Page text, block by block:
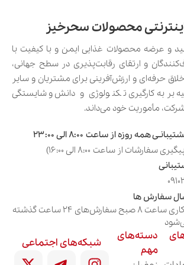
شیک و ظریف
زعفران سرگل 2 گرم
)
۱ تا ۳ گرم
زعفران
خریدهای
سازمانی
و عمومی
هل
است، چون عطر و طعم این دو
یکدیگر هستند. در این پک‌ها معمولاً
دانه‌های هل درجه‌یک قرار می‌گیرد تا
برای دم‌کردن چای و دمنوش باشد.
پرطرفدار را در محصولاتی مانند
» عرضه کرده است.
محصولات سحرخیز
و عرضه محصولات غذایی ایمن و با کیفیت با
و ارتقای رقابت‌پذیری در سطح جهانی،
حرفه‌ای و ارزش‌آفرینی برای مشتریان و سایر
بر به‌کارگیری تکنولوژی و دانش و شایستگی
مأموریت خود می‌داند.
همه روزه از ساعت ۸:۰۰ الی ۲۳:۰۰
سفارشات از ساعت ۸:۰۰ الی ۱۶:۰۰)
سفارش ها
روزهای کاری ساعت ۸ صبح سفارش‌های ۲۴ ساعت گذشته
دسته‌های
مهم
شبکه‌های اجتماعی